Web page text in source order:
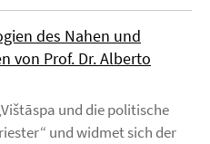
des Nahen und
von Prof. Dr. Alberto
und die politische
und widmet sich der